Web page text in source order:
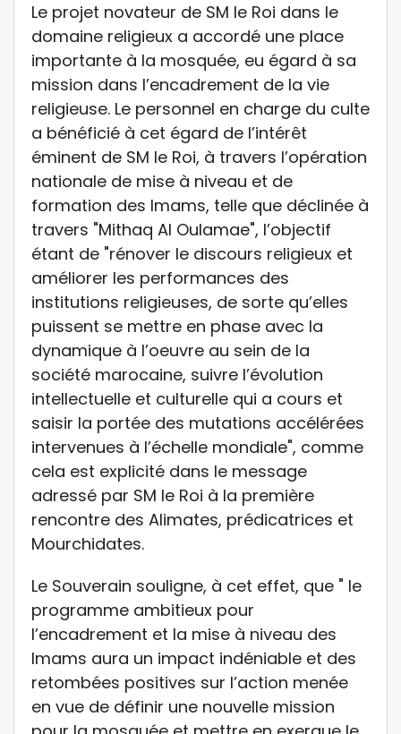
Le projet novateur de SM le Roi dans le
domaine religieux a accordé une place
importante à la mosquée, eu égard à sa
mission dans l’encadrement de la vie
religieuse. Le personnel en charge du culte
a bénéficié à cet égard de l’intérêt
éminent de SM le Roi, à travers l’opération
nationale de mise à niveau et de
formation des Imams, telle que déclinée à
travers "Mithaq Al Oulamae", l’objectif
étant de "rénover le discours religieux et
améliorer les performances des
institutions religieuses, de sorte qu’elles
puissent se mettre en phase avec la
dynamique à l’oeuvre au sein de la
société marocaine, suivre l’évolution
intellectuelle et culturelle qui a cours et
saisir la portée des mutations accélérées
intervenues à l’échelle mondiale", comme
cela est explicité dans le message
adressé par SM le Roi à la première
rencontre des Alimates, prédicatrices et
Mourchidates.
Le Souverain souligne, à cet effet, que " le
programme ambitieux pour
l’encadrement et la mise à niveau des
Imams aura un impact indéniable et des
retombées positives sur l’action menée
en vue de définir une nouvelle mission